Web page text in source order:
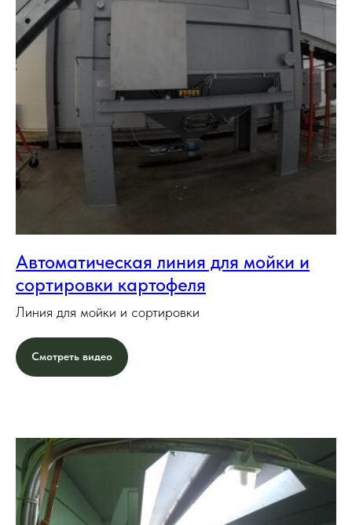
Автоматическая линия для мойки и
сортировки картофеля
Линия для мойки и сортировки
Смотреть видео